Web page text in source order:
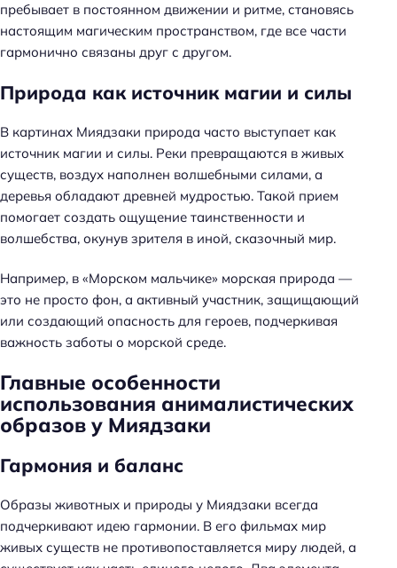
пребывает в постоянном движении и ритме, становясь
настоящим магическим пространством, где все части
гармонично связаны друг с другом.
Природа как источник магии и силы
В картинах Миядзаки природа часто выступает как
источник магии и силы. Реки превращаются в живых
существ, воздух наполнен волшебными силами, а
деревья обладают древней мудростью. Такой прием
помогает создать ощущение таинственности и
волшебства, окунув зрителя в иной, сказочный мир.
Например, в «Морском мальчике» морская природа —
это не просто фон, а активный участник, защищающий
или создающий опасность для героев, подчеркивая
важность заботы о морской среде.
Главные особенности
использования анималистических
образов у Миядзаки
Гармония и баланс
Образы животных и природы у Миядзаки всегда
подчеркивают идею гармонии. В его фильмах мир
живых существ не противопоставляется миру людей, а